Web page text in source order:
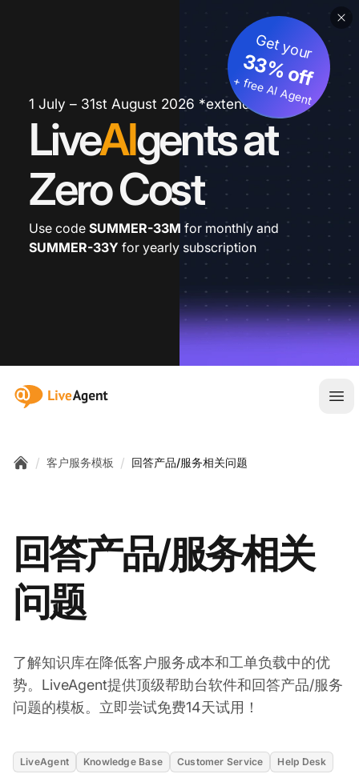
1 July – 31st August 2026 *extended
LiveAIgents at
Zero Cost
Get your
33% off
+ free AI Agent
Use code SUMMER-33M for monthly and
SUMMER-33Y for yearly subscription
:site.title
/ 客户服务模板 / 回答产品/服务相关问题
回答产品/服务相关
问题
了解知识库在降低客户服务成本和工单负载中的优
势。LiveAgent提供顶级帮助台软件和回答产品/服务
问题的模板。立即尝试免费14天试用！
LiveAgent Knowledge Base Customer Service Help Desk